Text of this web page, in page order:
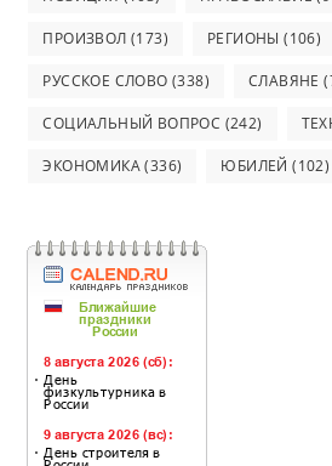
ПРОИЗВОЛ (173) РЕГИОНЫ (106)
РУССКОЕ СЛОВО (338) СЛАВЯНЕ
СОЦИАЛЬНЫЙ ВОПРОС (242)
ЭКОНОМИКА(336) ЮБИЛЕЙ (102)